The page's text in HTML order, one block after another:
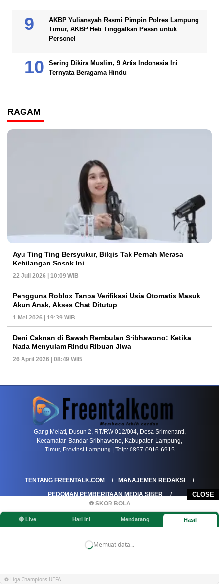
CLOSE
⚽ SKOR BOLA
🔴 Live Hari Ini Mendatang Hasil
Memuat data...
⚽ Liga Champions UEFA
AKBP Yuliansyah Resmi Pimpin Polres Lampung
Timur, AKBP Heti Tinggalkan Pesan untuk
Personel
Sering Dikira Muslim, 9 Artis Indonesia Ini
Ternyata Beragama Hindu
RAGAM
Ayu Ting Ting Bersyukur, Bilqis Tak Pernah Merasa
Kehilangan Sosok Ini
22 Juli 2026 | 10:09 WIB
Pengguna Roblox Tanpa Verifikasi Usia Otomatis Masuk
Akun Anak, Akses Chat Ditutup
1 Mei 2026 | 19:39 WIB
Deni Caknan di Bawah Rembulan Sribhawono: Ketika
Nada Menyulam Rindu Ribuan Jiwa
26 April 2026 | 08:49 WIB
Gang Melati, Dusun 2, RT/RW 012/004, Desa Srimenanti,
Kecamatan Bandar Sribhawono, Kabupaten Lampung,
Timur, Provinsi Lampung | Telp: 0857-0916-6915
TENTANG FREENTALK.COM
MANAJEMEN REDAKSI
PEDOMAN PEMBERITAAN MEDIA SIBER
PEDOMAN PEMBERITAAN RAMAH ANAK
KOREKSI & KLARIFIKASI
KEBIJAKAN IKLAN / ADVERTORIAL